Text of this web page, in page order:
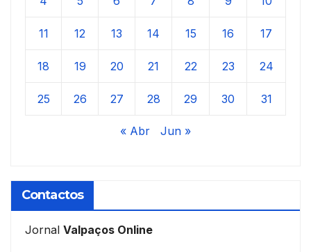
11 12 13 14 15 16 17
18 19 20 21 22 23 24
25 26 27 28 29 30 31
« Abr Jun »
Contactos
Jornal Valpaços Online